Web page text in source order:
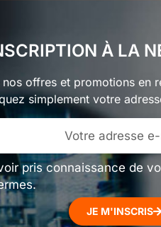
À LA
offres et promotions en
simplement votre
pris connaissance de
JE M'INSCRIS